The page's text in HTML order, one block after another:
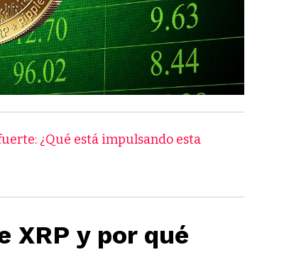
¿Qué está impulsando esta
XRP y por qué